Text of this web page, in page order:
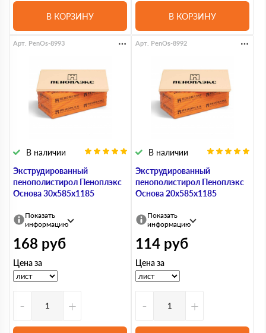
В КОРЗИНУ В КОРЗИНУ
Экструдированный
пенополистирол Пеноплэкс
Основа 30х585х1185
В наличии
Арт. PenOs-8993
Показать
информацию
168 руб
Цена за
- +
Экструдированный
пенополистирол Пеноплэкс
Основа 20х585х1185
В наличии
Арт. PenOs-8992
Показать
информацию
114 руб
Цена за
- +